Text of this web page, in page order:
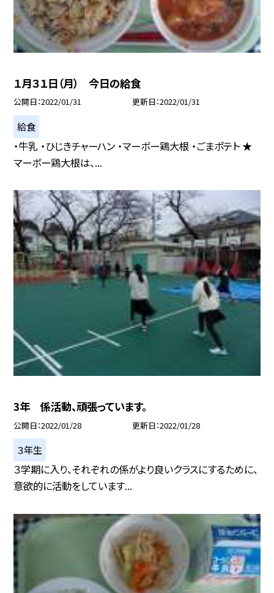
１月３１日（月） 今日の給食
公開日 2022/01/31 更新日 2022/01/31
給食
・牛乳 ・ひじきチャーハン ・マーボー鶏大根 ・ごまポテト ★
マーボー鶏大根は、...
3年 係活動、頑張っています。
公開日 2022/01/28 更新日 2022/01/28
３年生
３学期に入り、それぞれの係がより良いクラスにするために、
意欲的に活動をしています...